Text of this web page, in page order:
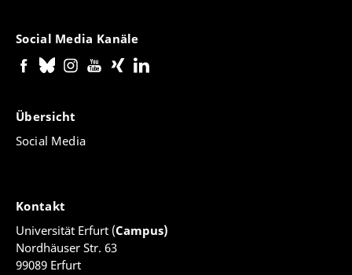
Social Media Kanäle
Übersicht
Social Media
Kontakt
Universität Erfurt (Campus)
Nordhäuser Str. 63
99089 Erfurt